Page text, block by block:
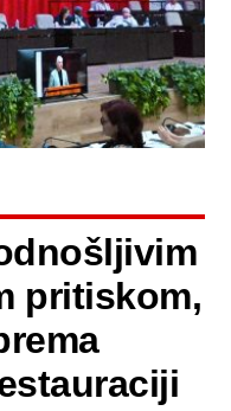
pritiskom,